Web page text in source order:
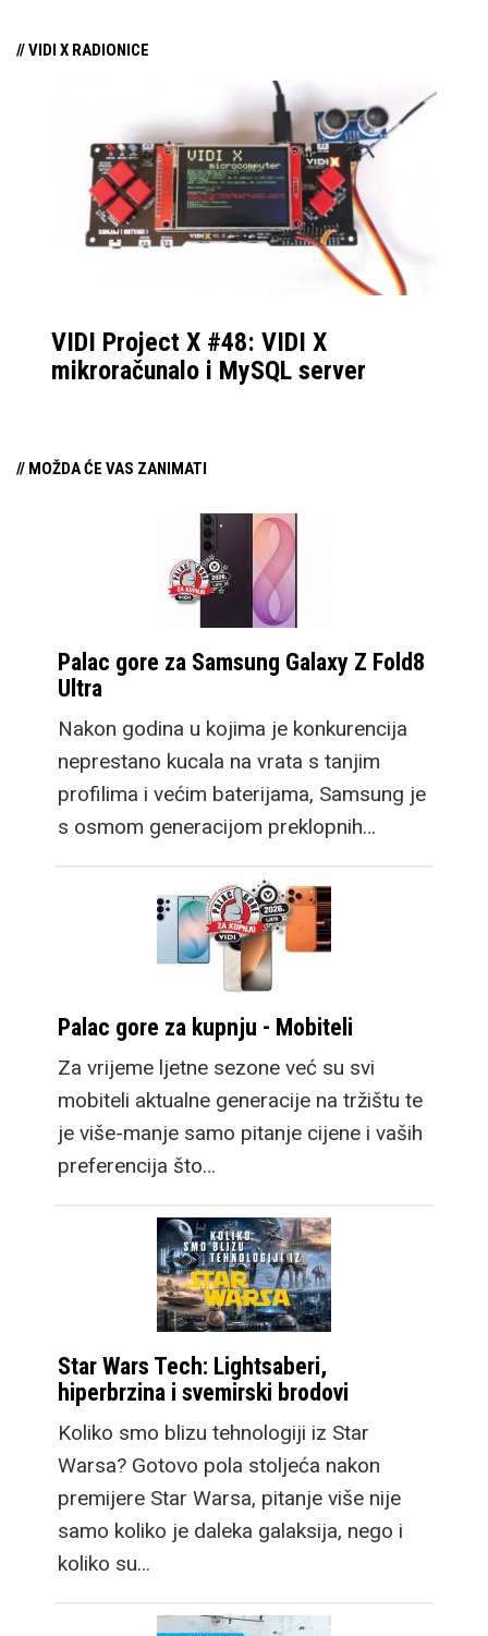
// VIDI X RADIONICE
VIDI Project X #48: VIDI X
mikroračunalo i MySQL server
// MOŽDA ĆE VAS ZANIMATI
Palac gore za Samsung Galaxy Z Fold8
Ultra
Nakon godina u kojima je konkurencija
neprestano kucala na vrata s tanjim
profilima i većim baterijama, Samsung je
s osmom generacijom preklopnih…
Palac gore za kupnju - Mobiteli
Za vrijeme ljetne sezone već su svi
mobiteli aktualne generacije na tržištu te
je više-manje samo pitanje cijene i vaših
preferencija što…
Star Wars Tech: Lightsaberi,
hiperbrzina i svemirski brodovi
Koliko smo blizu tehnologiji iz Star
Warsa? Gotovo pola stoljeća nakon
premijere Star Warsa, pitanje više nije
samo koliko je daleka galaksija, nego i
koliko su…